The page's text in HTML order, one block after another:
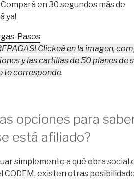
en 30 segundos más de
ya!
Clickeá en la imagen,
y las cartillas de 50 planes de
te corresponde.
opciones para
está afiliado?
simplemente a qué obra social
CODEM, existen otras